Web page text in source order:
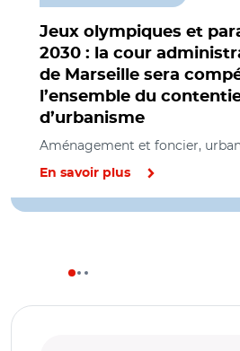
Jeux olympiques et
2030 : la cour
de Marseille sera
l’ensemble du
d’urbanisme
Aménagement et foncier,
En savoir plus